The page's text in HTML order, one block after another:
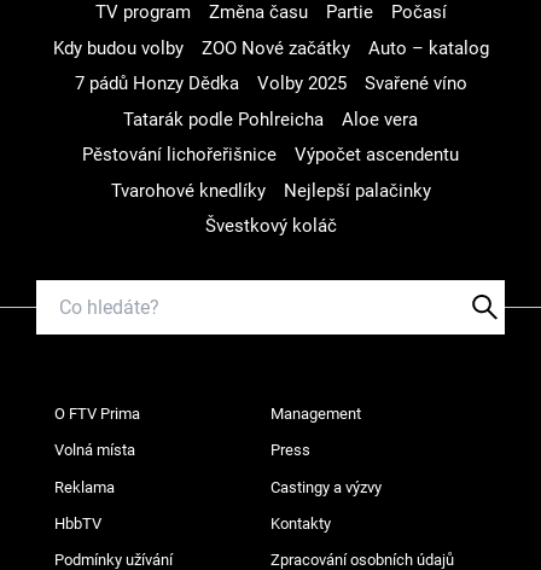
TV program
Změna času Partie
Počasí
Kdy budou volby
ZOO Nové začátky
Auto – katalog
7 pádů Honzy Dědka
Volby 2025
Svařené víno
Tatarák podle Pohlreicha
Aloe vera
Pěstování lichořeřišnice
Výpočet ascendentu
Tvarohové knedlíky
Nejlepší palačinky
Švestkový koláč
O FTV Prima Management
Volná místa Press
Reklama Castingy a výzvy
HbbTV Kontakty
Podmínky užívání Zpracování osobních údajů